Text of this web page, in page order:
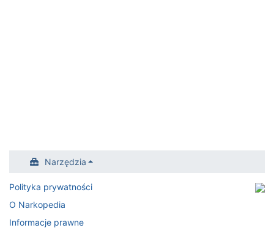
Narzędzia
Polityka prywatności
O Narkopedia
Informacje prawne